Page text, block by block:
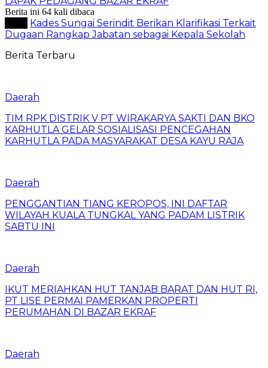
Berita ini 64 kali dibaca
Kades Sungai Serindit Berikan Klarifikasi Terkait
Dugaan Rangkap Jabatan sebagai Kepala Sekolah
Berita Terbaru
Daerah
TIM RPK DISTRIK V PT WIRAKARYA SAKTI DAN BKO
KARHUTLA GELAR SOSIALISASI PENCEGAHAN
KARHUTLA PADA MASYARAKAT DESA KAYU RAJA
Daerah
PENGGANTIAN TIANG KEROPOS, INI DAFTAR
WILAYAH KUALA TUNGKAL YANG PADAM LISTRIK
SABTU INI
Daerah
IKUT MERIAHKAN HUT TANJAB BARAT DAN HUT RI,
PT LISE PERMAI PAMERKAN PROPERTI
PERUMAHAN DI BAZAR EKRAF
Daerah